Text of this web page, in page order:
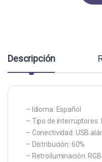
Descripción
– Idioma: Español
– Tipo de interruptores:
– Conectividad: USB
– Distribución: 60%
– Retroiluminación: